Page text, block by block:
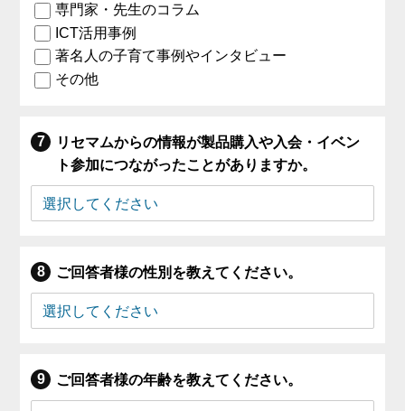
専門家・先生のコラム
ICT活用事例
著名人の子育て事例やインタビュー
その他
リセマムからの情報が製品購入や入会・イベン
ト参加につながったことがありますか。
ご回答者様の性別を教えてください。
ご回答者様の年齢を教えてください。